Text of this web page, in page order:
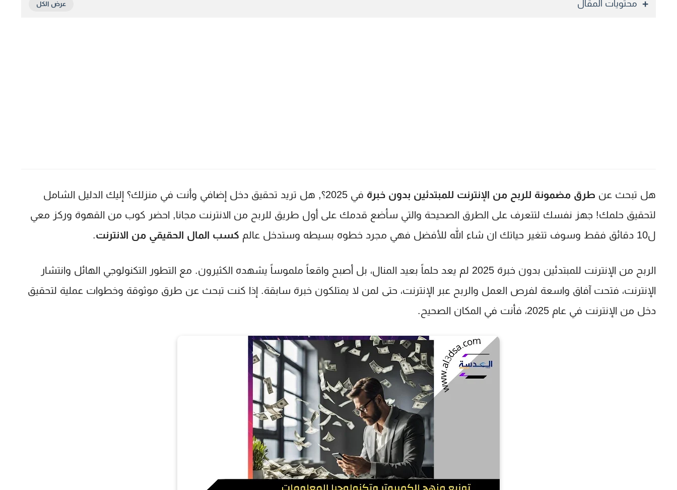
محتويات المقال
هل تبحث عن طرق مضمونة للربح من الإنترنت للمبتدئين بدون خبرة
في 2025؟, هل تريد تحقيق دخل إضافي وأنت في منزلك؟ إليك الدليل الشامل
لتحقيق حلمك! جهز نفسك لتتعرف على الطرق الصحيحة والتي سأضع قدمك على أول طريق للربح من الانترنت مجانا, احضر كوب من القهوة وركز معي
ل10 دقائق فقط وسوف تتغير حياتك ان شاء الله للأفضل فهي مجرد خطوه بسيطه وستدخل عالم
كسب المال الحقيقي من الانترنت.
الربح من الإنترنت للمبتدئين بدون خبرة 2025
لم يعد حلماً بعيد المنال، بل أصبح واقعاً ملموساً يشهده الكثيرون. مع التطور التكنولوجي الهائل وانتشار
الإنترنت، فتحت آفاق واسعة لفرص العمل والربح عبر الإنترنت، حتى لمن لا يمتلكون خبرة سابقة. إذا كنت تبحث عن طرق موثوقة وخطوات عملية لتحقيق
دخل من الإنترنت في عام 2025، فأنت في المكان الصحيح.